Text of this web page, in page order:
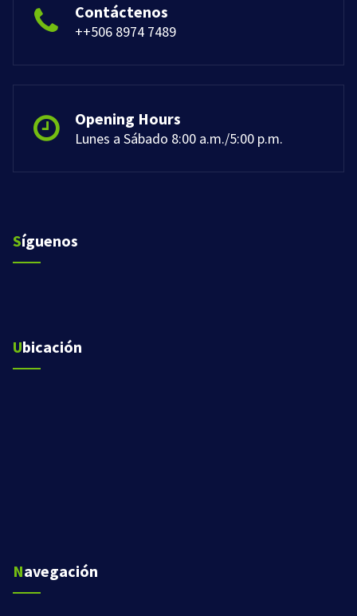
Contáctenos
++506 8974 7489
Opening Hours
Lunes a Sábado 8:00 a.m./5:00 p.m.
Síguenos
Ubicación
Navegación